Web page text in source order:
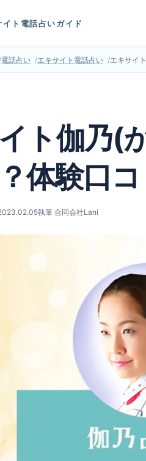
イト電話占いガイド
電話占い エキサイト電話占い エキサイ
ト伽乃(
体験口
執筆 合同会社Lani